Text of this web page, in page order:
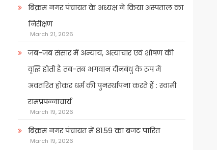
बिक्रम नगर पंचायत के अध्यक्ष ने किया अस्पताल का
निरीक्षण
March 21, 2026
जब-जब संसार में अन्याय, अत्याचार एवं शोषण की
वृद्धि होती है तब-तब भगवान दीनबंधु के रूप में
अवतरित होकर धर्म की पुनर्स्थापना करते हैं : स्वामी
रामप्रपन्नाचार्य
March 19, 2026
बिक्रम नगर पंचायत में 81.59 का बजट पारित
March 19, 2026